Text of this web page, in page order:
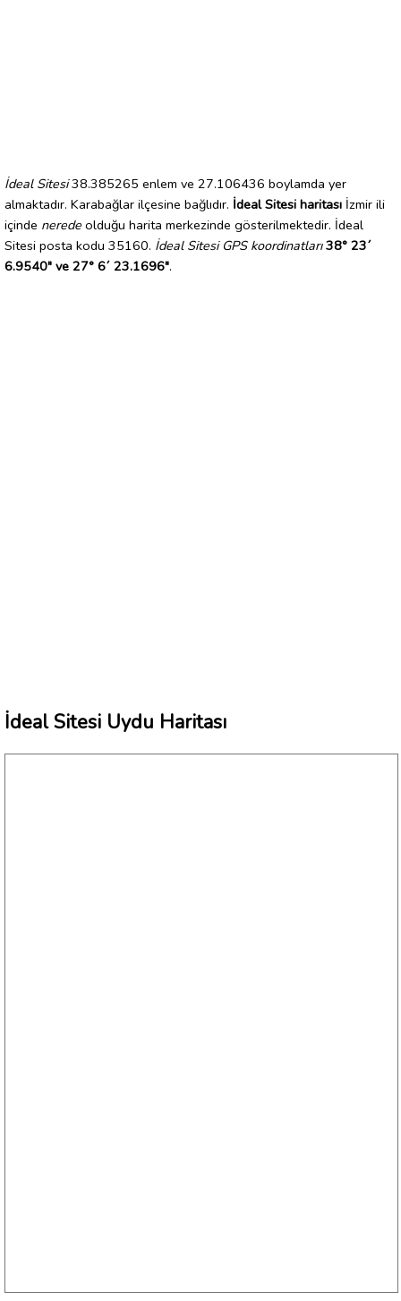
İdeal Sitesi38.385265 enlem ve 27.106436 boylamda yer
almaktadır. Karabağlar ilçesine bağlıdır. İdeal Sitesi haritası İzmir ili
içinde nerede olduğu harita merkezinde gösterilmektedir. İdeal
Sitesi posta kodu 35160. İdeal Sitesi GPS koordinatları 38° 23´
6.9540" ve 27° 6´ 23.1696".
İdeal Sitesi Uydu Haritası